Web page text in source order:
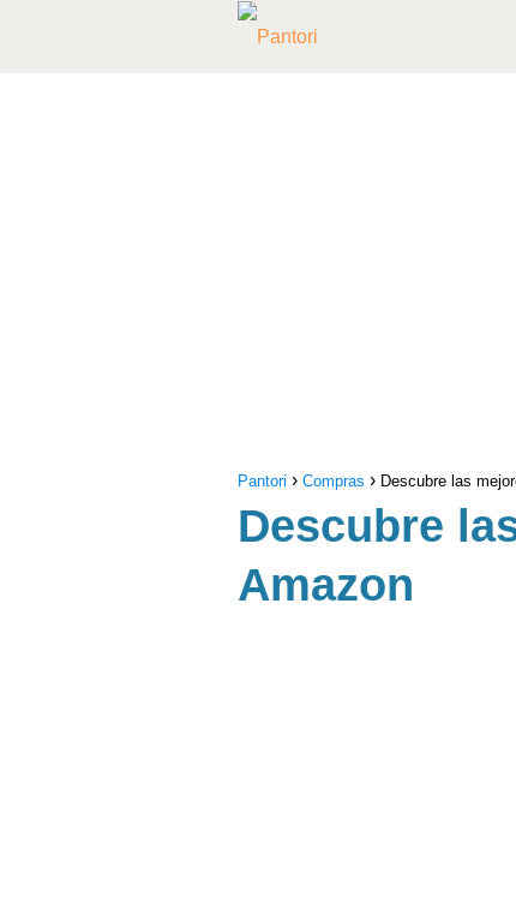
Pantori Compras Descubre las
Descubre
Amazon